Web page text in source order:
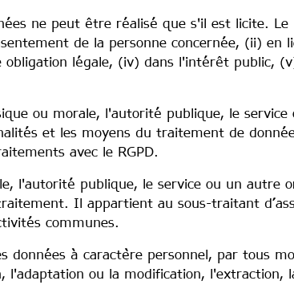
ne peut être réalisé que s'il est licite. Le
de la personne concernée, (ii) en
légale, (iv) dans l'intérêt public,
ou morale, l'autorité publique, le
et les moyens du traitement de
avec le RGPD.
l'autorité publique, le service ou un autre
Il appartient au sous-traitant
communes.
à caractère personnel, par tous
l'adaptation ou la modification, l'extraction,